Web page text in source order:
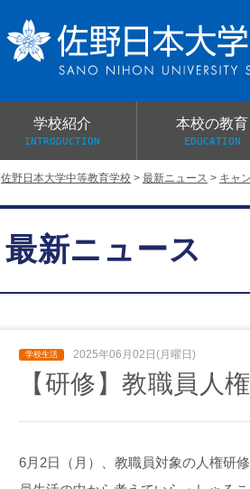
佐野日本大学中等教育学校 > 最新ニュース > キャ
学校紹介
INTRODUCTION
学校案内パンフレット
本校の教育
EDUCATION
総合的探究（学習）の時間
制服紹介
桜美会
最新ニュース
2025年06月02日(月曜日)
【研修】教職員人
6月2日（月）、教職員対象の人権研